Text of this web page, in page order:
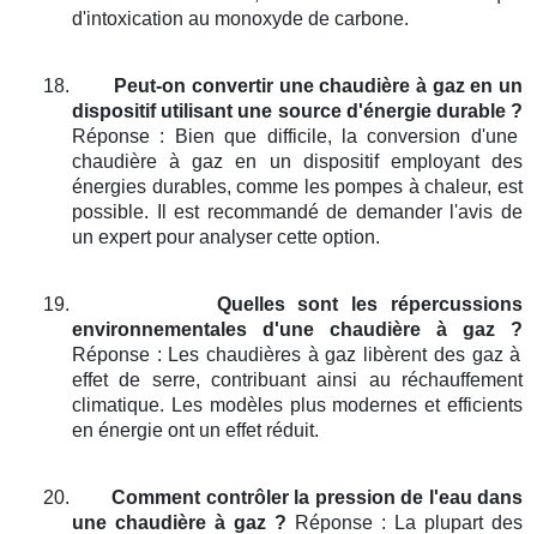
d'intoxication au monoxyde de carbone.
18.
Peut-on convertir une chaudière à gaz en un
dispositif utilisant une source d'énergie durable ?
Réponse : Bien que difficile, la conversion d'une
chaudière à gaz en un dispositif employant des
énergies durables, comme les pompes à chaleur, est
possible. Il est recommandé de demander l'avis de
un expert pour analyser cette option.
19.
Quelles sont les répercussions
environnementales d'une chaudière à gaz ?
Réponse : Les chaudières à gaz libèrent des gaz à
effet de serre, contribuant ainsi au réchauffement
climatique. Les modèles plus modernes et efficients
en énergie ont un effet réduit.
20.
Comment contrôler la pression de l'eau dans
une chaudière à gaz ? Réponse : La plupart des